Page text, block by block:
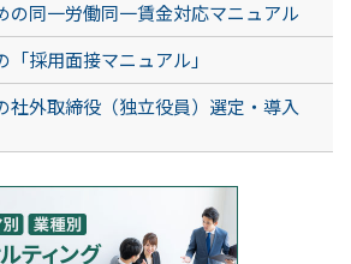
の同一労働同一賃金対応マニュアル
採用面接マニュアル」
社外取締役（独立役員）選定・導入